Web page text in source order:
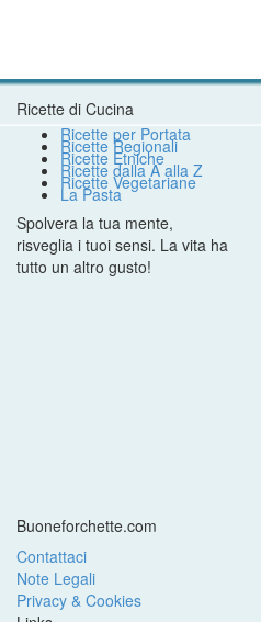
Ricette di Cucina
Ricette per Portata
Ricette Regionali
Ricette Etniche
Ricette dalla A alla Z
Ricette Vegetariane
La Pasta
Spolvera la tua mente,
risveglia i tuoi sensi. La vita ha
tutto un altro gusto!
Buoneforchette.com
Contattaci
Note Legali
Privacy & Cookies